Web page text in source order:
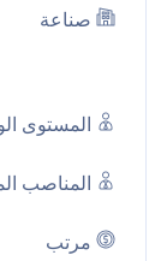
صناعة
المستوى
المناصب
مرتب